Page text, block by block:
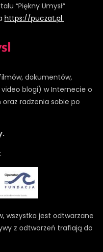
“Piękny Umysł”
https://puczat.pl.
dokumentów,
blogi) w Internecie o
radzenia sobie po
wszystko jest odtwarzane
z odtworzeń trafiają do